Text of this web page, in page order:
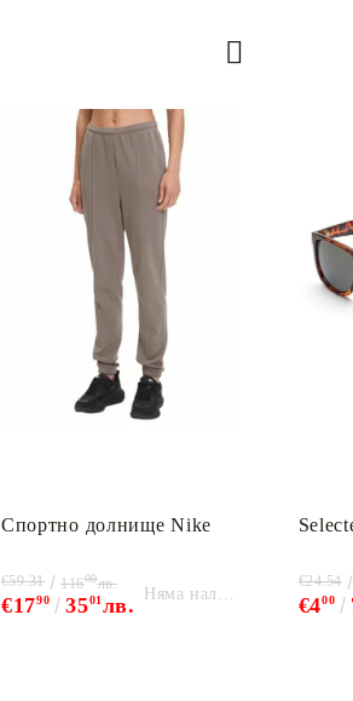
Спортно долнище Nike
€1790 3501лв.
€59.31 11600лв.
Няма наличност €400
€24.54